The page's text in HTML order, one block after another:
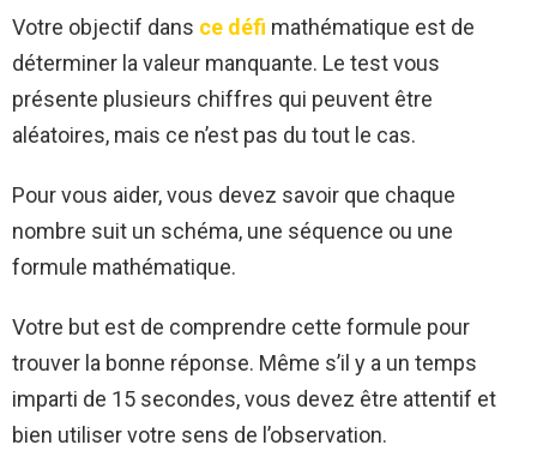
Votre objectif dans ce défi mathématique est de
déterminer la valeur manquante. Le test vous
présente plusieurs chiffres qui peuvent être
aléatoires, mais ce n’est pas du tout le cas.
Pour vous aider, vous devez savoir que chaque
nombre suit un schéma, une séquence ou une
formule mathématique.
Votre but est de comprendre cette formule pour
trouver la bonne réponse. Même s’il y a un temps
imparti de 15 secondes, vous devez être attentif et
bien utiliser votre sens de l’observation.